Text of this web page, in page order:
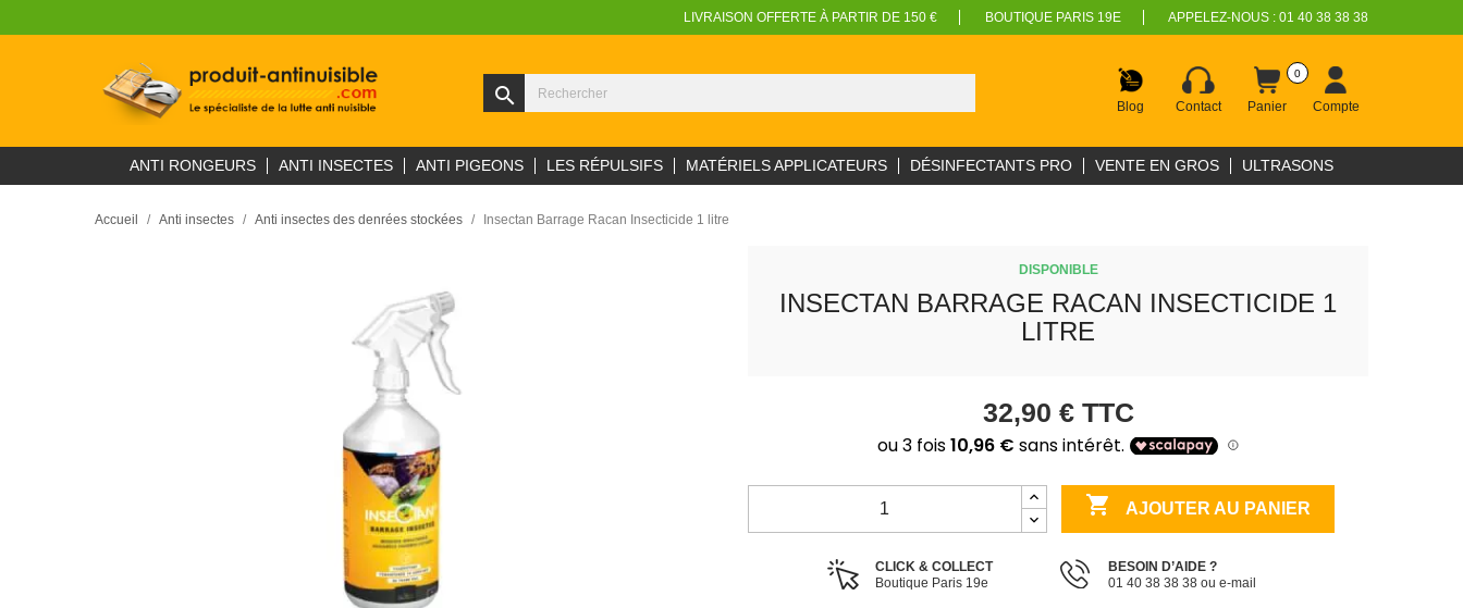
LIVRAISON OFFERTE À PARTIR DE 150 € BOUTIQUE PARIS 19E APPELEZ-NOUS : 01 40 38 38 38
search Blog Contact Panier
0
Compte
ANTI RONGEURS ANTI INSECTES ANTI PIGEONS LES RÉPULSIFS MATÉRIELS APPLICATEURS DÉSINFECTANTS PRO VENTE EN GROS ULTRASONS
Accueil Anti insectes Anti insectes des denrées stockées Insectan Barrage Racan Insecticide 1 litre
DISPONIBLE
INSECTAN BARRAGE RACAN INSECTICIDE 1
LITRE
32,90 € TTC
 AJOUTER AU PANIER
CLICK & COLLECT
Boutique Paris 19e
BESOIN D’AIDE ?
01 40 38 38 38 ou e-mail